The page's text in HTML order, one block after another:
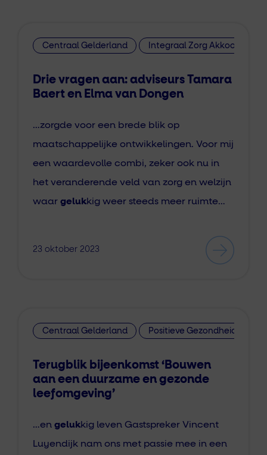
Centraal Gelderland Integraal Zorg Akkoord
Drie vragen aan: adviseurs Tamara
Baert en Elma van Dongen
…zorgde voor een brede blik op
maatschappelijke ontwikkelingen. Voor mij
een waardevolle combi, zeker ook nu in
het veranderende veld van zorg en welzijn
waar gelukkig weer steeds meer ruimte…
23 oktober 2023
Centraal Gelderland Positieve Gezondheid
Terugblik bijeenkomst ‘Bouwen
aan een duurzame en gezonde
leefomgeving’
…en gelukkig leven Gastspreker Vincent
Luyendijk nam ons met passie mee in een